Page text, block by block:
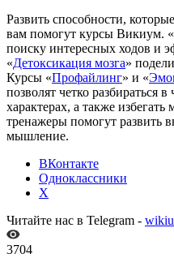
Развить способности,
вам помогут курсы Викиум. «
поиску интересных ходов и
«Детоксикация мозга»
Курсы «Профайлинг» и «
позволят четко разбираться
характерах, а также
тренажеры помогут развить
мышление.
ВКонтакте
Одноклассники
X
Читайте нас в Telegram -
3704